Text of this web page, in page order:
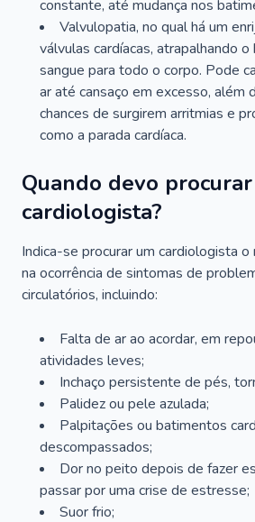
constante, até mudança nos
Valvulopatia, no qual há um
válvulas cardíacas, atrapalhando
sangue para todo o corpo. Pode
ar até cansaço em excesso, além
chances de surgirem arritmias e
como a parada cardíaca.
Quando devo
cardiologista?
Indica-se procurar um cardiologista
na ocorrência de sintomas de
circulatórios, incluindo:
Falta de ar ao acordar, em
atividades leves;
Inchaço persistente de pés,
Palidez ou pele azulada;
Palpitações ou batimentos
descompassados;
Dor no peito depois de fazer
passar por uma crise de estresse;
Suor frio;